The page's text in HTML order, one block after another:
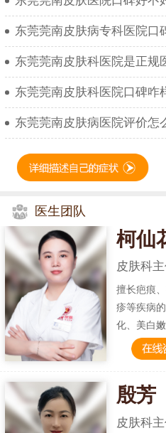
东莞莞南皮肤病专科医院口
东莞莞南皮肤科医院是正规
东莞莞南皮肤科医院口碑咋
东莞莞南皮肤病医院评价怎
医生团队
柯仙
皮肤科
擅长疤痕
疹等疾病
化、美白
殷芳
皮肤科